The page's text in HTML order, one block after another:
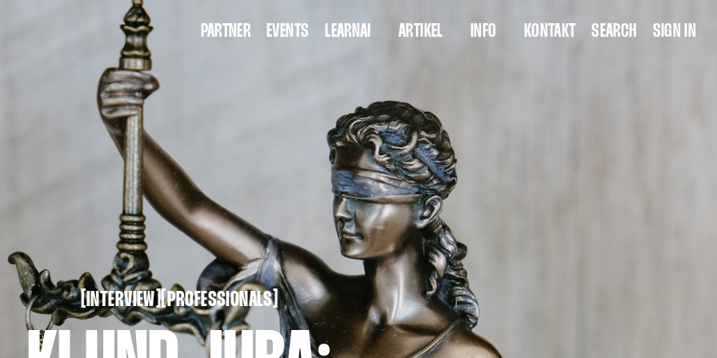
PARTNER EVENTS
LEARNAI
ARTIKEL
AUTOREN
INTERVIEWS
ARCHIV
QUELLEN PRO ARTIKEL
INFO
KONTAKT SEARCH SIGN IN
[INTERVIEW
INTERVIEW
[[PROFESSIONALS
PROFESSIONALS
[